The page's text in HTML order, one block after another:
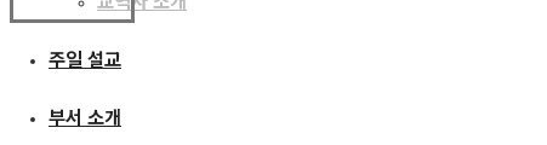
주일 설교
주일 설교
부서 소개
KEB하나은행
예금주 | 주내힘교회